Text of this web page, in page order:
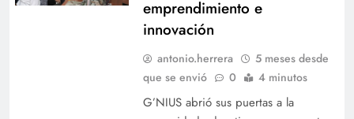
emprendimiento e
innovación
antonio.herrera
5 meses desde
que se envió
0 4 minutos
G’NIUS abrió sus puertas a la